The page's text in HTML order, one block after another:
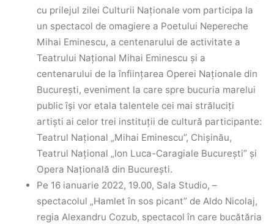
cu prilejul zilei Culturii Naţionale vom participa la
un spectacol de omagiere a Poetului Nepereche
Mihai Eminescu, a centenarului de activitate a
Teatrului Naţional Mihai Eminescu şi a
centenarului de la înfiinţarea Operei Naţionale din
Bucureşti, eveniment la care spre bucuria marelui
public îşi vor etala talentele cei mai străluciţi
artişti ai celor trei instituţii de cultură participante:
Teatrul Naţional „Mihai Eminescu”, Chişinău,
Teatrul Naţional „Ion Luca-Caragiale Bucureşti” şi
Opera Naţională din Bucureşti.
Pe 16 ianuarie 2022, 19.00, Sala Studio, –
spectacolul „Hamlet în sos picant” de Aldo Nicolaj,
regia Alexandru Cozub, spectacol în care bucătăria